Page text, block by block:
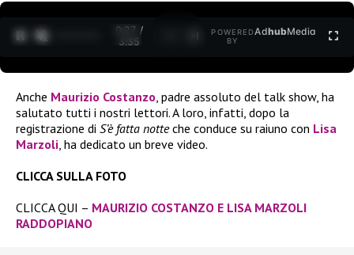
0:27 /
3:35
POWERED
BY
AdhubMedia
Anche Maurizio Costanzo , padre assoluto del talk show, ha
salutato tutti i nostri lettori. A loro, infatti, dopo la
registrazione di S’è fatta notteche conduce su raiuno con Lisa
Marzoli , ha dedicato un breve video.
CLICCA SULLA FOTO
CLICCA QUI – MAURIZIO COSTANZO E LISA MARZOLI
RADDOPIANO